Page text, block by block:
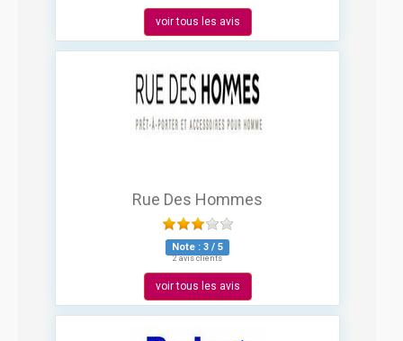
voir tous les avis
Rue Des Hommes
Note : 3 / 5
2 avis clients
voir tous les avis